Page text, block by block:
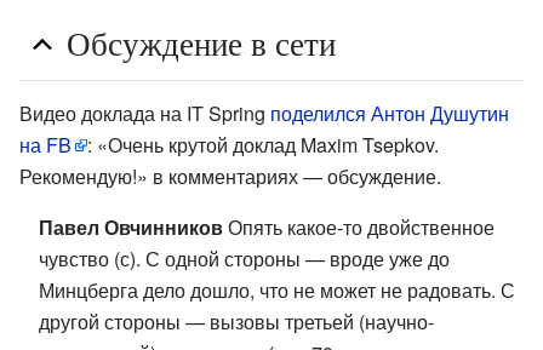
Обсуждение в сети
Видео доклада на IT Spring поделился Антон Душутин
на FB
: «Очень крутой доклад Maxim Tsepkov.
Рекомендую!» в комментариях — обсуждение.
Павел ОвчинниковОпять какое-то двойственное
чувство (с). С одной стороны — вроде уже до
Минцберга дело дошло, что не может не радовать. С
другой стороны — вызовы третьей (научно-